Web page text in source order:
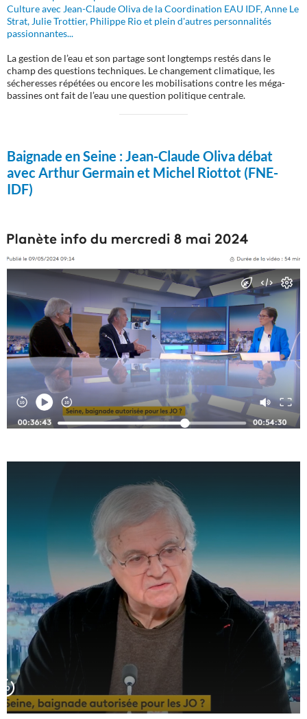
Culture avec Jean-Claude Oliva de la Coordination EAU IDF, Anne Le
Strat, Julie Trottier, Philippe Rio et plein d'autres personnalités
passionnantes...
La gestion de l’eau et son partage sont longtemps restés dans le
champ des questions techniques. Le changement climatique, les
sécheresses répétées ou encore les mobilisations contre les méga-
bassines ont fait de l’eau une question politique centrale.
Baignade en Seine : Jean-Claude Oliva débat
avec Arthur Germain et Michel Riottot (FNE-
IDF)